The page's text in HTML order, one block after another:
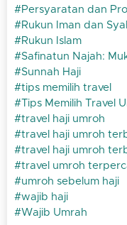
Persyaratan dan
Rukun Iman dan
Rukun Islam
Safinatun Najah:
Sunnah Haji
tips memilih travel
Tips Memilih Travel
travel haji umroh
travel haji umroh
travel haji umroh
travel umroh
umroh sebelum haji
wajib haji
Wajib Umrah